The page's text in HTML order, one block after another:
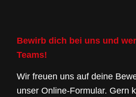
Bewirb dich bei uns und
Teams!
Wir freuen uns auf deine
unser Online-Formular. Gern